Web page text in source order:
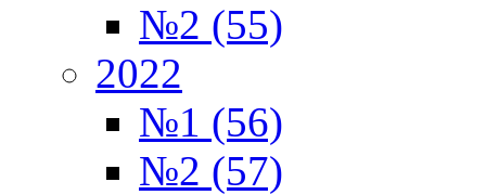
№2 (55)
2022
№1 (56)
№2 (57)